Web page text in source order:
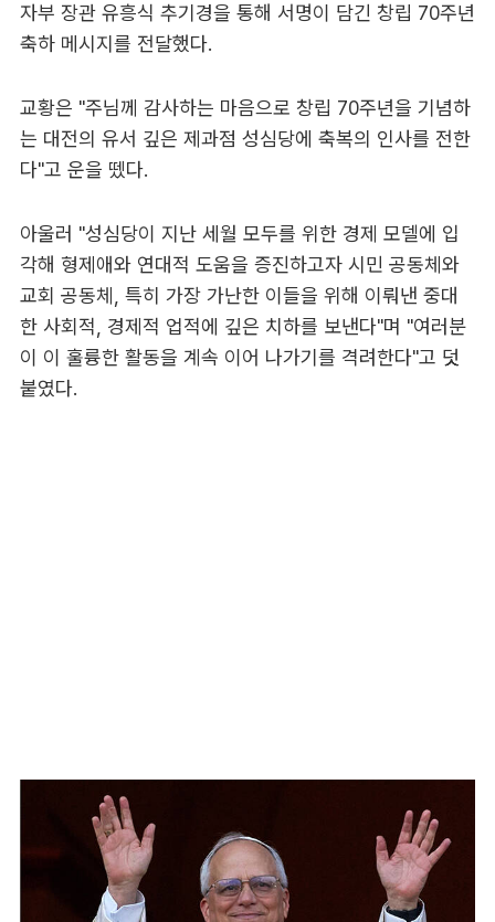
자부 장관 유흥식 추기경을 통해 서명이 담긴 창립 70주년
축하 메시지를 전달했다.
교황은 "주님께 감사하는 마음으로 창립 70주년을 기념하
는 대전의 유서 깊은 제과점 성심당에 축복의 인사를 전한
다"고 운을 뗐다.
아울러 "성심당이 지난 세월 모두를 위한 경제 모델에 입
각해 형제애와 연대적 도움을 증진하고자 시민 공동체와
교회 공동체, 특히 가장 가난한 이들을 위해 이뤄낸 중대
한 사회적, 경제적 업적에 깊은 치하를 보낸다"며 "여러분
이 이 훌륭한 활동을 계속 이어 나가기를 격려한다"고 덧
붙였다.